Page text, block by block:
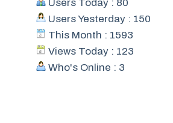
Users Today : 80
Users Yesterday : 150
This Month : 1593
Views Today : 123
Who's Online : 3